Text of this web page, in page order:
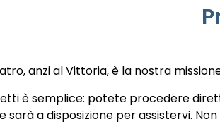
anzi al Vittoria, è la nostra
è semplice: potete procedere
sarà a disposizione per assistervi.